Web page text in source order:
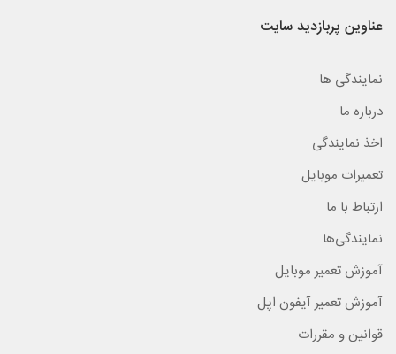
عناوین پربازدید سایت
نمایندگی ها
درباره ما
اخذ نمایندگی
تعمیرات موبایل
ارتباط با ما
نمایندگی‌ها
آموزش تعمیر موبایل
آموزش تعمیر آیفون اپل
قوانین و مقررات